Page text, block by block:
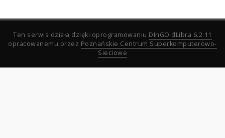
Ten serwis działa dzięki oprogramowaniu DInGO dLibra 6.2.11
opracowanemu przez Poznańskie Centrum Superkomputerowo-
Sieciowe